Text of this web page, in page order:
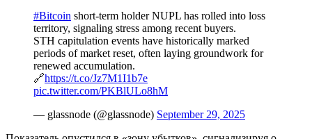
#Bitcoin short-term holder NUPL has rolled into loss
territory, signaling stress among recent buyers.
STH capitulation events have historically marked
periods of market reset, often laying groundwork for
renewed accumulation.
🔗https://t.co/Jz7M1I1b7e
pic.twitter.com/PKBlULo8hM
— glassnode (@glassnode) September 29, 2025